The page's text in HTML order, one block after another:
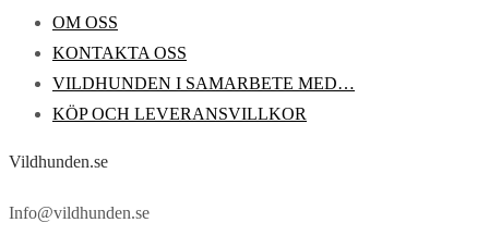
OM OSS
KONTAKTA OSS
VILDHUNDEN I SAMARBETE MED…
KÖP OCH LEVERANSVILLKOR
Vildhunden.se
Info@vildhunden.se